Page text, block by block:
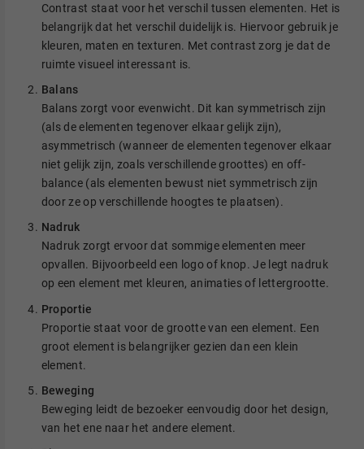
Contrast staat voor het verschil tussen elementen. Het is
belangrijk dat het verschil duidelijk is. Hiervoor gebruik je
kleuren, maten en texturen. Met contrast zorg je dat de
ruimte visueel interessant is.
Balans
Balans zorgt voor evenwicht. Dit kan symmetrisch zijn
(als de elementen tegenover elkaar gelijk zijn),
asymmetrisch (wanneer de elementen tegenover elkaar
niet gelijk zijn, zoals verschillende groottes) en off-
balance (als elementen bewust niet symmetrisch zijn
door ze op verschillende hoogtes te plaatsen).
Nadruk
Nadruk zorgt ervoor dat sommige elementen meer
opvallen. Bijvoorbeeld een logo of knop. Je legt nadruk
op een element met kleuren, animaties of lettergrootte.
Proportie
Proportie staat voor de grootte van een element. Een
groot element is belangrijker gezien dan een klein
element.
Beweging
Beweging leidt de bezoeker eenvoudig door het design,
van het ene naar het andere element.